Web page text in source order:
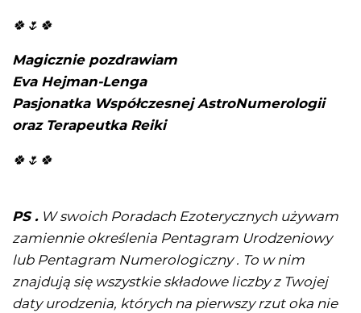
🍀🌷🍀
Magicznie pozdrawiam
Eva Hejman-Lenga
Pasjonatka Współczesnej AstroNumerologii
oraz Terapeutka Reiki
🍀🌷🍀
PS .W swoich Poradach Ezoterycznych używam
zamiennie określenia Pentagram Urodzeniowy
lub Pentagram Numerologiczny . To w nim
znajdują się wszystkie składowe liczby z Twojej
daty urodzenia, których na pierwszy rzut oka nie